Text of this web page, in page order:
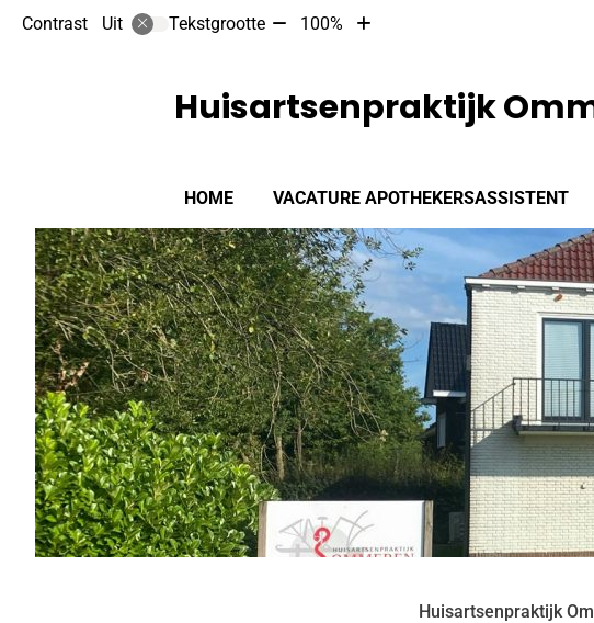
Contrast Uit Tekstgrootte Tekst
10%
100%
Tekst
Hoofdmenu
HOME VACATURE APOTHEKERSASSISTENT
Huisartsenpraktijk
Huisartsenpraktijk